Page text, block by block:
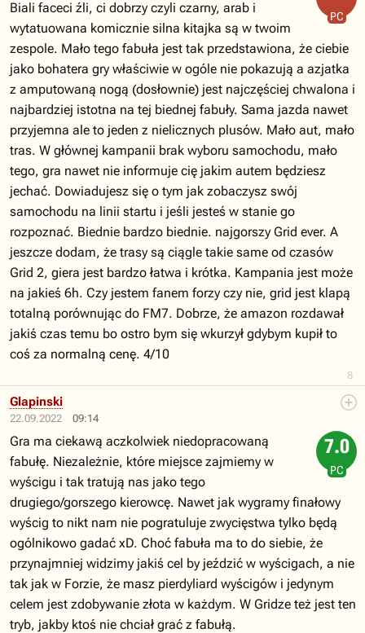
8
PC
Biali faceci źli, ci dobrzy czyli czarny, arab i
wytatuowana komicznie silna kitajka są w twoim
zespole. Mało tego fabuła jest tak przedstawiona, że ciebie
jako bohatera gry właściwie w ogóle nie pokazują a azjatka
z amputowaną nogą (dosłownie) jest najczęściej chwalona i
najbardziej istotna na tej biednej fabuły. Sama jazda nawet
przyjemna ale to jeden z nielicznych plusów. Mało aut, mało
tras. W głównej kampanii brak wyboru samochodu, mało
tego, gra nawet nie informuje cię jakim autem będziesz
jechać. Dowiadujesz się o tym jak zobaczysz swój
samochodu na linii startu i jeśli jesteś w stanie go
rozpoznać. Biednie bardzo biednie. najgorszy Grid ever. A
jeszcze dodam, że trasy są ciągle takie same od czasów
Grid 2, giera jest bardzo łatwa i krótka. Kampania jest może
na jakieś 6h. Czy jestem fanem forzy czy nie, grid jest klapą
totalną porównując do FM7. Dobrze, że amazon rozdawał
jakiś czas temu bo ostro bym się wkurzył gdybym kupił to
coś za normalną cenę. 4/10
22.09.2022 09:14
Glapinski
7.0
PC
Gra ma ciekawą aczkolwiek niedopracowaną
fabułę. Niezależnie, które miejsce zajmiemy w
wyścigu i tak tratują nas jako tego
drugiego/gorszego kierowcę. Nawet jak wygramy finałowy
wyścig to nikt nam nie pogratuluje zwycięstwa tylko będą
ogólnikowo gadać xD. Choć fabuła ma to do siebie, że
przynajmniej widzimy jakiś cel by jeździć w wyścigach, a nie
tak jak w Forzie, że masz pierdyliard wyścigów i jedynym
celem jest zdobywanie złota w każdym. W Gridze też jest ten
tryb, jakby ktoś nie chciał grać z fabułą.